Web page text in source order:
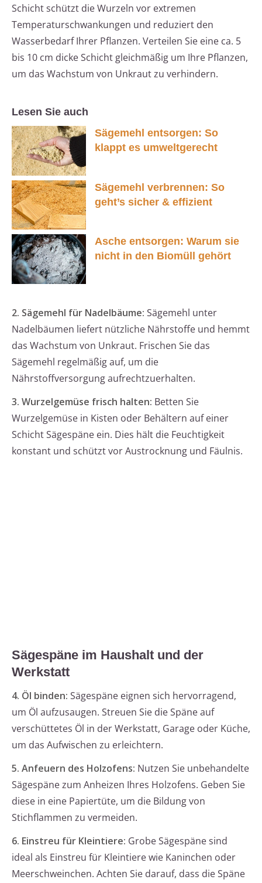
Schicht schützt die Wurzeln vor extremen
Temperaturschwankungen und reduziert den
Wasserbedarf Ihrer Pflanzen. Verteilen Sie eine ca. 5
bis 10 cm dicke Schicht gleichmäßig um Ihre Pflanzen,
um das Wachstum von Unkraut zu verhindern.
Lesen Sie auch
Sägemehl entsorgen: So
klappt es umweltgerecht
Sägemehl verbrennen: So
geht’s sicher & effizient
Asche entsorgen: Warum sie
nicht in den Biomüll gehört
2. Sägemehl für Nadelbäume: Sägemehl unter
Nadelbäumen liefert nützliche Nährstoffe und hemmt
das Wachstum von Unkraut. Frischen Sie das
Sägemehl regelmäßig auf, um die
Nährstoffversorgung aufrechtzuerhalten.
3. Wurzelgemüse frisch halten: Betten Sie
Wurzelgemüse in Kisten oder Behältern auf einer
Schicht Sägespäne ein. Dies hält die Feuchtigkeit
konstant und schützt vor Austrocknung und Fäulnis.
Sägespäne im Haushalt und der
Werkstatt
4. Öl binden: Sägespäne eignen sich hervorragend,
um Öl aufzusaugen. Streuen Sie die Späne auf
verschüttetes Öl in der Werkstatt, Garage oder Küche,
um das Aufwischen zu erleichtern.
5. Anfeuern des Holzofens: Nutzen Sie unbehandelte
Sägespäne zum Anheizen Ihres Holzofens. Geben Sie
diese in eine Papiertüte, um die Bildung von
Stichflammen zu vermeiden.
6. Einstreu für Kleintiere: Grobe Sägespäne sind
ideal als Einstreu für Kleintiere wie Kaninchen oder
Meerschweinchen. Achten Sie darauf, dass die Späne